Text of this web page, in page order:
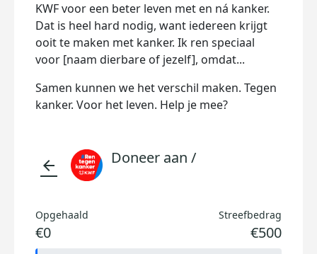
KWF voor een beter leven met en ná kanker.
Dat is heel hard nodig, want iedereen krijgt
ooit te maken met kanker. Ik ren speciaal
voor [naam dierbare of jezelf], omdat...
Samen kunnen we het verschil maken. Tegen
kanker. Voor het leven. Help je mee?
arrow_back Doneer aan /
Opgehaald
€0
Streefbedrag
€500